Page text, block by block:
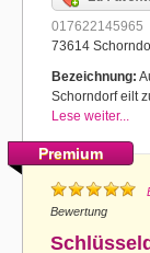
017622145965
73614
Bezeichnung:
Schorndorf eilt
Lese weiter...
Premium
Bewertung